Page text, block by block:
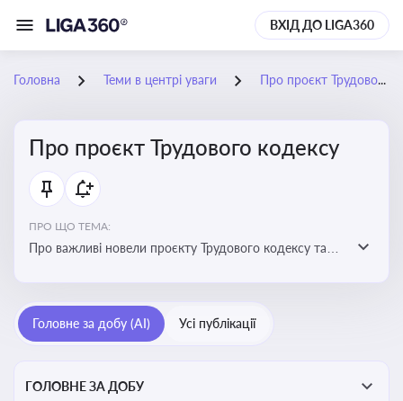
ВХІД ДО LIGA360
Головна Теми в центрі уваги Про проєкт Трудового кодексу
Про проєкт Трудового кодексу
ПРО ЩО ТЕМА:
Про важливі новели проєкту Трудового кодексу та
Головне за добу (AI) Усі публікації
ГОЛОВНЕ ЗА ДОБУ